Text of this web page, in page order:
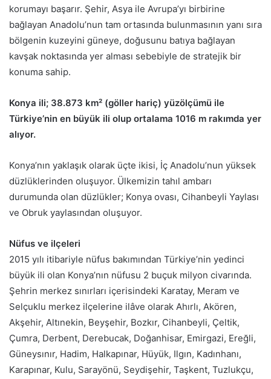
korumayı başarır. Şehir, Asya ile Avrupa’yı birbirine
bağlayan Anadolu’nun tam ortasında bulunmasının yanı sıra
bölgenin kuzeyini güneye, doğusunu batıya bağlayan
kavşak noktasında yer alması sebebiyle de stratejik bir
konuma sahip.
Konya ili; 38.873 km² (göller hariç) yüzölçümü ile
Türkiye’nin en büyük ili olup ortalama 1016 m rakımda yer
alıyor.
Konya’nın yaklaşık olarak üçte ikisi, İç Anadolu’nun yüksek
düzlüklerinden oluşuyor. Ülkemizin tahıl ambarı
durumunda olan düzlükler; Konya ovası, Cihanbeyli Yaylası
ve Obruk yaylasından oluşuyor.
Nüfus ve ilçeleri
2015 yılı itibariyle nüfus bakımından Türkiye’nin yedinci
büyük ili olan Konya’nın nüfusu 2 buçuk milyon civarında.
Şehrin merkez sınırları içerisindeki Karatay, Meram ve
Selçuklu merkez ilçelerine ilâve olarak Ahırlı, Akören,
Akşehir, Altınekin, Beyşehir, Bozkır, Cihanbeyli, Çeltik,
Çumra, Derbent, Derebucak, Doğanhisar, Emirgazi, Ereğli,
Güneysınır, Hadim, Halkapınar, Hüyük, Ilgın, Kadınhanı,
Karapınar, Kulu, Sarayönü, Seydişehir, Taşkent, Tuzlukçu,